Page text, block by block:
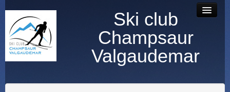
Ski club
Champsaur
Valgaudemar
Accueil Contact
photos